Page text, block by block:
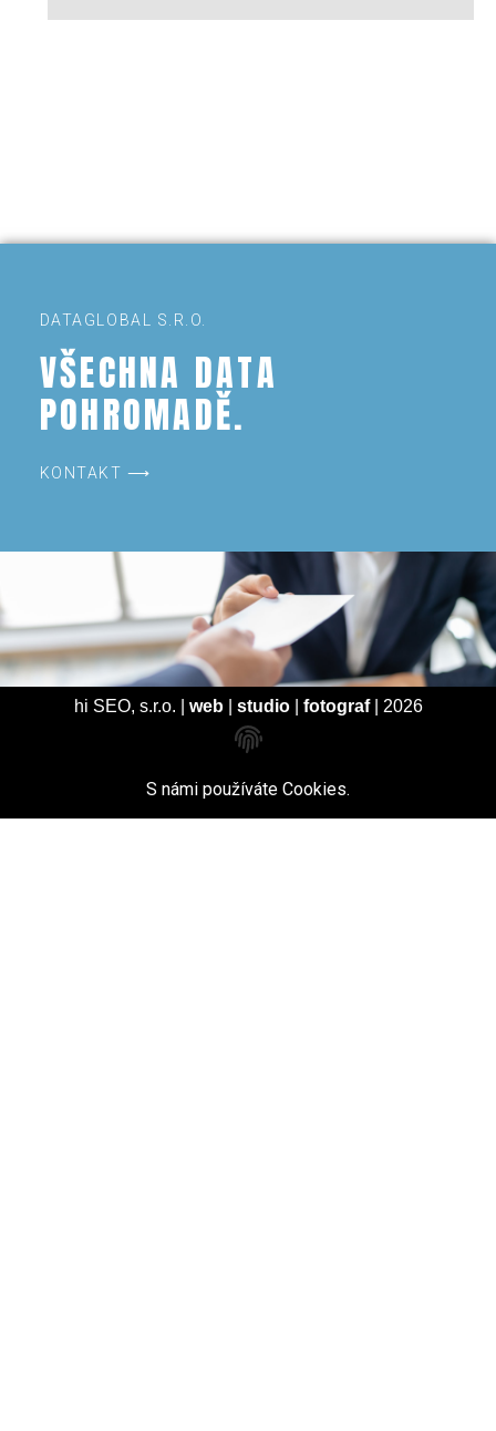
DATAGLOBAL S.R.O.
VŠECHNA DATA
POHROMADĚ.
KONTAKT ⟶
hi SEO, s.r.o. | web| studio| fotograf| 2026
S námi používáte Cookies.